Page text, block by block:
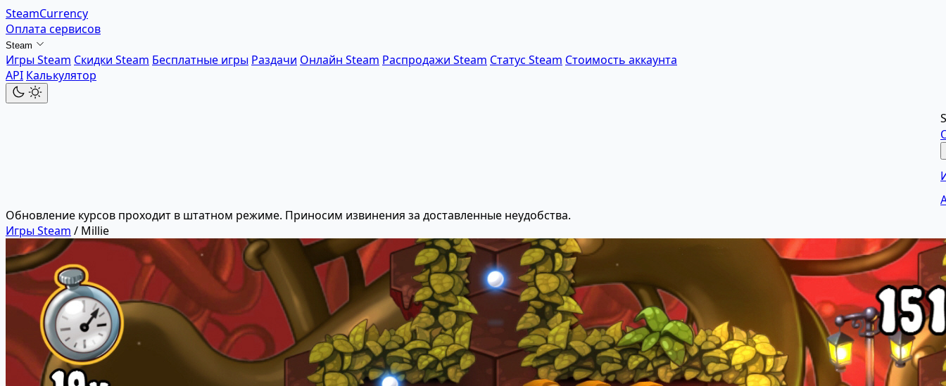
SteamCurrency
Оплата сервисов
Steam
Игры Steam Скидки Steam Бесплатные игры Раздачи Онлайн Steam Распродажи Steam Статус Steam Стоимость аккаунта
API Калькулятор
Обновление курсов проходит в штатном режиме. Приносим извинения за доставленные неудобства.
Игры Steam / Millie